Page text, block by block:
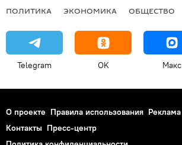
ПОЛИТИКА ЭКОНОМИКА ОБЩЕСТВО
Telegram OK Макс
О проекте Правила использования Реклама
Контакты Пресс-центр